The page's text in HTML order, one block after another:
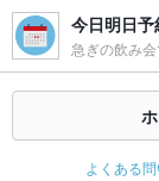
今日明日
急ぎの飲み
よくある